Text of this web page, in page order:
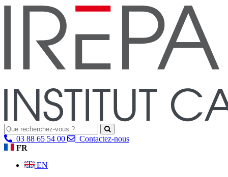
03 88 65 54 00
Contactez-nous
FR
EN